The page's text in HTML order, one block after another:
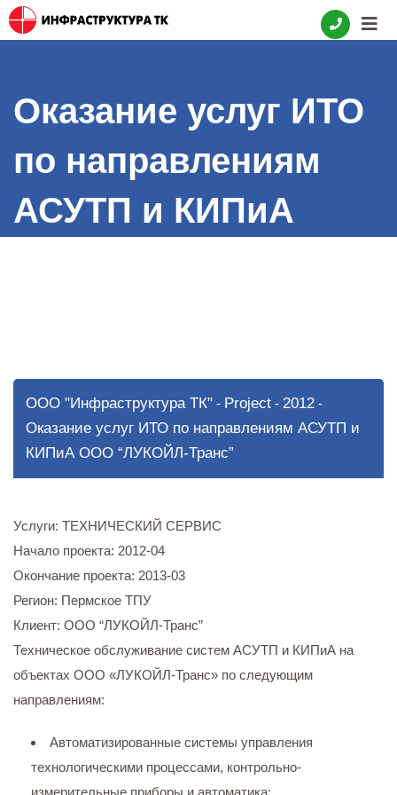
Skip
Оказание услуг ИТО
по направлениям
АСУТП и КИПиА
ООО "Инфраструктура ТК" - Project - 2012 -
Оказание услуг ИТО по направлениям АСУТП и
КИПиА ООО “ЛУКОЙЛ-Транс”
Услуги: ТЕХНИЧЕСКИЙ СЕРВИС
Начало проекта: 2012-04
Окончание проекта: 2013-03
Регион: Пермское ТПУ
Клиент: ООО “ЛУКОЙЛ-Транс”
Техническое обслуживание систем АСУТП и КИПиА на
объектах ООО «ЛУКОЙЛ-Транс» по следующим
направлениям:
Автоматизированные системы управления
технологическими процессами, контрольно-